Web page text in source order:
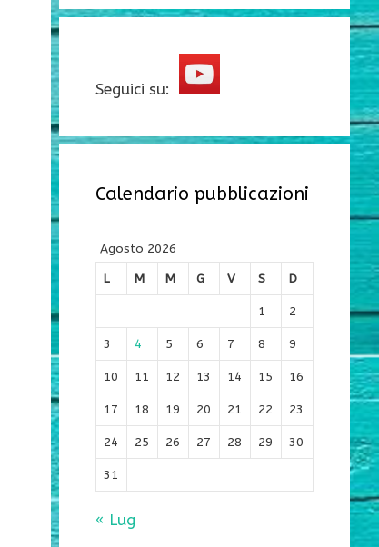
Seguici su:
Calendario pubblicazioni
Agosto 2026
L
M M G V S D
1 2
3 4 5 6 7 8 9
10 11 12 13 14 15 16
17 18 19 20 21 22 23
24 25 26 27 28 29 30
31
« Lug